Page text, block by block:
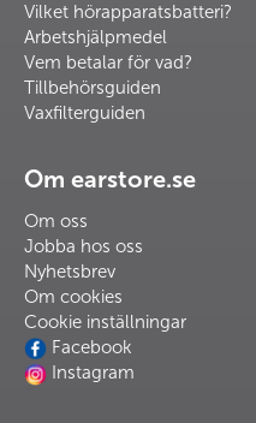
Vilket hörapparatsbatteri?
Arbetshjälpmedel
Vem betalar för vad?
Tillbehörsguiden
Vaxfilterguiden
Om earstore.se
Om oss
Jobba hos oss
Nyhetsbrev
Om cookies
Cookie inställningar
Facebook
Instagram